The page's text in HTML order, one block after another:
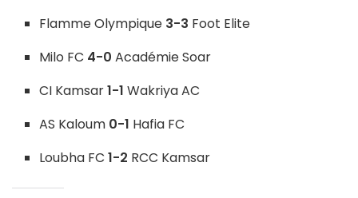
Flamme Olympique 3-3 Foot Elite
Milo FC 4-0 Académie Soar
CI Kamsar1-1 Wakriya AC
AS Kaloum 0-1 Hafia FC
Loubha FC1-2 RCC Kamsar